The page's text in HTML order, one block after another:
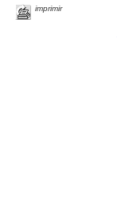
imprimir